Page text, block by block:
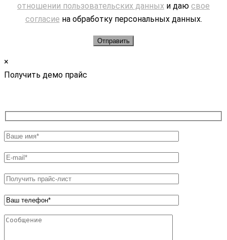
отношении пользовательских данных и даю свое
согласие на обработку персональных данных.
×
Получить демо прайс